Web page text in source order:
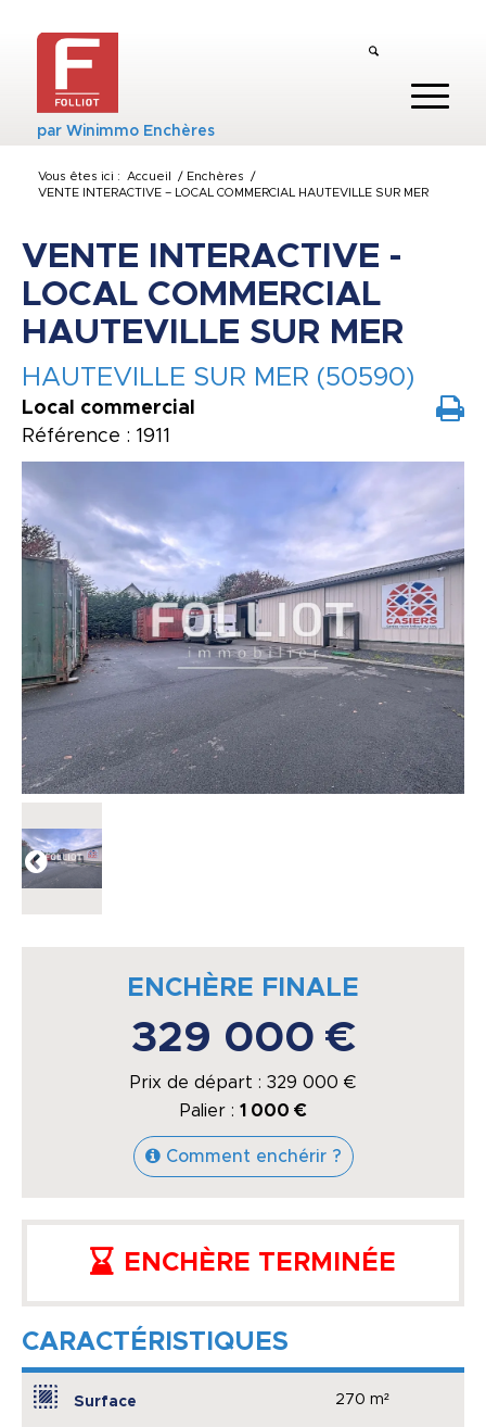
parWinimmo Enchères
Vous êtes ici : Accueil / Enchères
/
VENTE INTERACTIVE – LOCAL COMMERCIAL HAUTEVILLE SUR MER
VENTE INTERACTIVE -
LOCAL COMMERCIAL
HAUTEVILLE SUR MER
HAUTEVILLE SUR MER (50590)
Local commercial
Référence : 1911
ENCHÈRE FINALE
329 000 €
Prix de départ : 329 000 €
Palier : 1 000 €
Comment enchérir ?
ENCHÈRE TERMINÉE
CARACTÉRISTIQUES
Surface 270 m²